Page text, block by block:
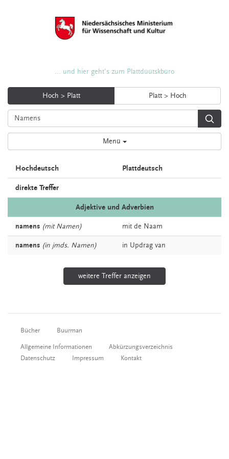
... und hier geht's zum Plattdüütskbüro
Hoch > Platt Platt > Hoch
Menü
Hochdeutsch Plattdeutsch
direkte Treffer
Adjektive und Adverbien
namens (mit Namen) mit de Naam
namens (in jmds. Namen) in Updrag van
weitere Treffer anzeigen
Bücher Buurman
Allgemeine Informationen
Abkürzungsverzeichnis
Datenschutz
Impressum Kontakt